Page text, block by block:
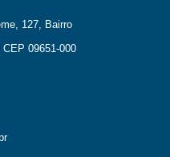
127, Bairro
09651-000